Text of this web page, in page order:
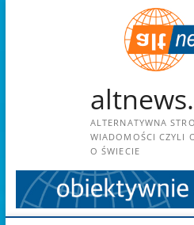
ALTERNATYWNA
WIADOMOŚCI CZYLI
O ŚWIECIE